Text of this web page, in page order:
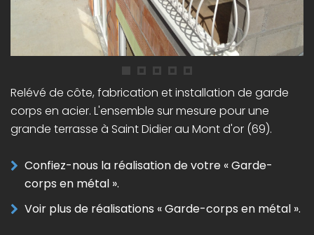
Relévé de côte, fabrication et installation de garde
corps en acier. L'ensemble sur mesure pour une
grande terrasse à Saint Didier au Mont d'or (69).
Confiez-nous la réalisation de votre « Garde-
corps en métal ».
Voir plus de réalisations « Garde-corps en métal ».